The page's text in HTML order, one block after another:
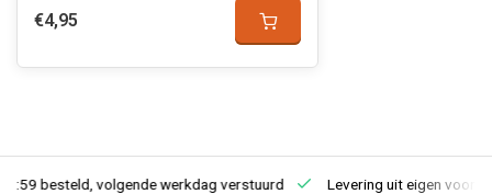
€4,95
besteld, volgende werkdag verstuurd Levering uit eigen